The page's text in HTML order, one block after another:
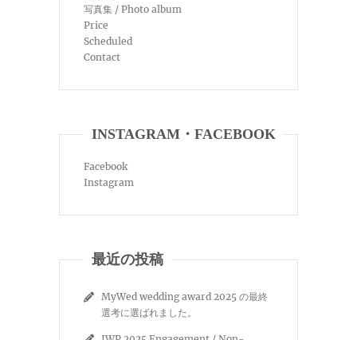
写真集 / Photo album
Price
Scheduled
Contact
INSTAGRAM・FACEBOOK
Facebook
Instagram
最近の投稿
MyWed wedding award 2025 の最終
選考に選ばれました。